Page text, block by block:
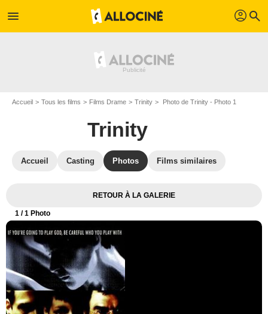
menu profil search
Accueil Tous les films Films Drame Trinity Photo de Trinity - Photo 1
Trinity
Accueil Casting Photos Films similaires
RETOUR À LA GALERIE
1 / 1 Photo